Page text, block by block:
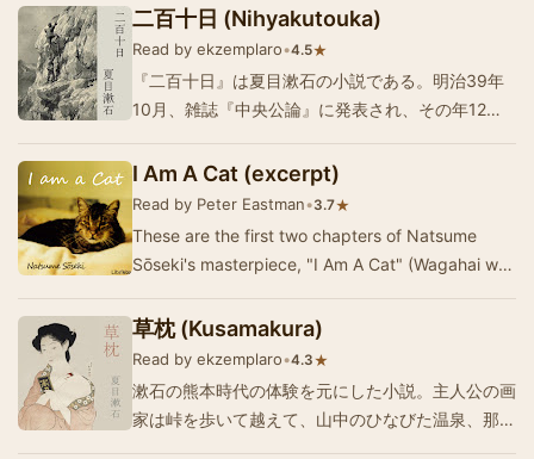
主任は、山嵐。赤シャツの子分の画学の教師は、野
だ。赤シャツに許嫁を奪われかかっている英語の教
師は、うらなり。うらなり先生は、九州の延岡へ転
二百十日 (Nihyakutouka)
Read by ekzemplaro•4.5★
『二百十日』は夏目漱石の小説である。明治39年
10月、雑誌『中央公論』に発表され、その年12
る、2人の青年、圭さんと碌さんの2人の会話体で
終始する小説である。語られるのはビールや半熟卵
I Am A Cat (excerpt)
Read by Peter Eastman•3.7★
These are the first two chapters of Natsume
Sōseki's masterpiece, "I Am A Cat" (Wagahai wa
草枕 (Kusamakura)
Read by ekzemplaro•4.3★
漱石の熊本時代の体験を元にした小説。主人公の画
家は峠を歩いて越えて、山中のひなびた温泉、那古